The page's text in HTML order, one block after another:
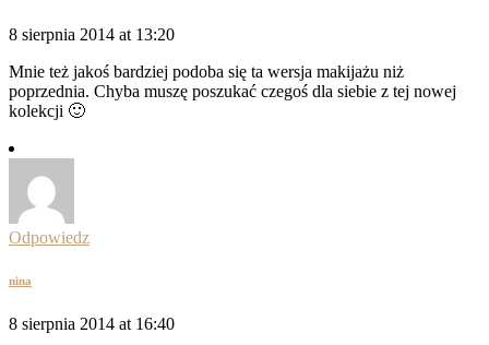
8 sierpnia 2014 at 13:20
Mnie też jakoś bardziej podoba się ta wersja makijażu niż
poprzednia. Chyba muszę poszukać czegoś dla siebie z tej nowej
kolekcji 🙂
Odpowiedz
nina
8 sierpnia 2014 at 16:40